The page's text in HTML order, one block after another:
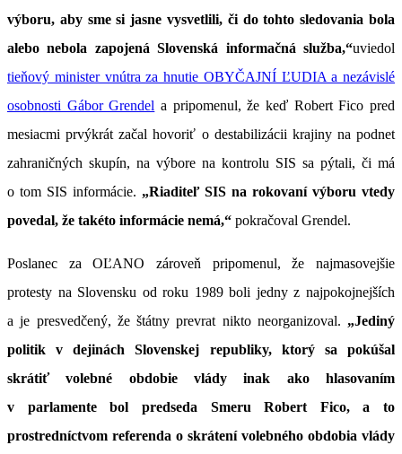
výboru, aby sme si jasne vysvetlili, či do tohto sledovania bola
alebo nebola zapojená Slovenská informačná služba,“uviedol
tieňový minister vnútra za hnutie OBYČAJNÍ ĽUDIA a nezávislé
osobnosti Gábor Grendel a pripomenul, že keď Robert Fico pred
mesiacmi prvýkrát začal hovoriť o destabilizácii krajiny na podnet
zahraničných skupín, na výbore na kontrolu SIS sa pýtali, či má
o tom SIS informácie. „Riaditeľ SIS na rokovaní výboru vtedy
povedal, že takéto informácie nemá,“ pokračoval Grendel.
Poslanec za OĽANO zároveň pripomenul, že najmasovejšie
protesty na Slovensku od roku 1989 boli jedny z najpokojnejších
a je presvedčený, že štátny prevrat nikto neorganizoval. „Jediný
politik v dejinách Slovenskej republiky, ktorý sa pokúšal
skrátiť volebné obdobie vlády inak ako hlasovaním
v parlamente bol predseda Smeru Robert Fico, a to
prostredníctvom referenda o skrátení volebného obdobia vlády